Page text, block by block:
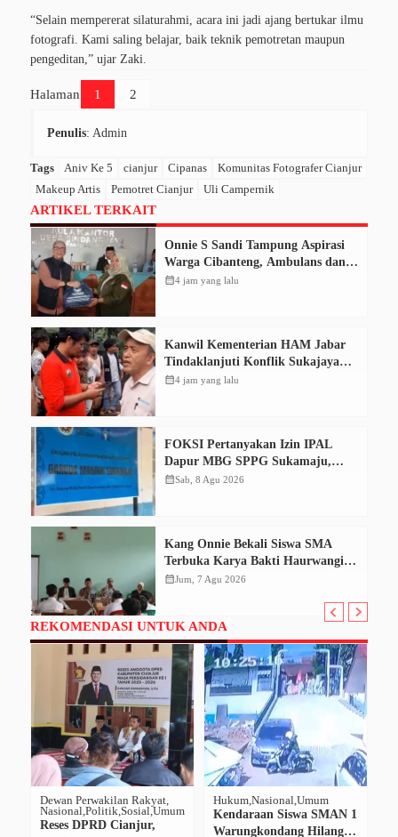
“Selain mempererat silaturahmi, acara ini jadi ajang bertukar ilmu
fotografi. Kami saling belajar, baik teknik pemotretan maupun
pengeditan,” ujar Zaki.
Halaman 1 2
Penulis: Admin
Tags Aniv Ke 5 cianjur Cipanas
Komunitas Fotografer Cianjur
Makeup Artis
Pemotret Cianjur Uli Campernik
ARTIKEL TERKAIT
Onnie S Sandi Tampung Aspirasi
Warga Cibanteng, Ambulans dan
Perbaikan Jalan Mencuat
calendar_month4 jam yang lalu
Kanwil Kementerian HAM Jabar
Tindaklanjuti Konflik Sukajaya
Bogor, Dorong Penyelesaian
calendar_month4 jam yang lalu
FOKSI Pertanyakan Izin IPAL
Dapur MBG SPPG Sukamaju,
Korcam Sebut SPPL Belum Terbit
calendar_monthSab, 8 Agu 2026
Kang Onnie Bekali Siswa SMA
Terbuka Karya Bakti Haurwangi
dengan Pendidikan Demokrasi
calendar_monthJum, 7 Agu 2026
REKOMENDASI UNTUK ANDA
Dewan Perwakilan Rakyat
Nasional Politik Sosial Umum
Reses DPRD Cianjur,
Hukum Nasional Umum
Kendaraan Siswa SMAN 1
Warungkondang Hilang di